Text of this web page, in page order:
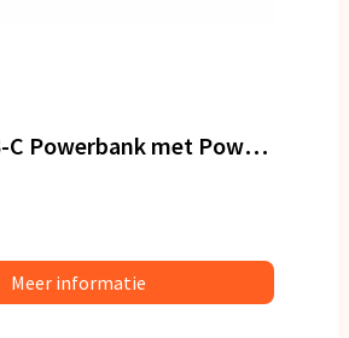
Zenith USB-C Powerbank met Power Delivery R-ABS 5000 mAh
Meer informatie